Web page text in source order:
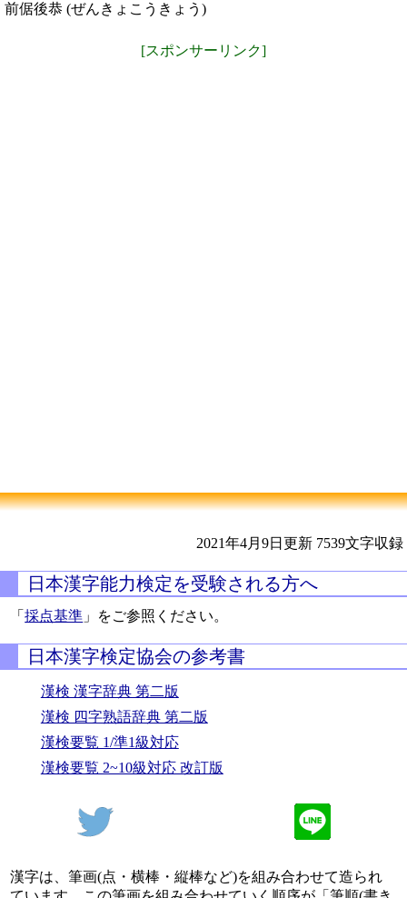
前倨後恭 (ぜんきょこうきょう)
[スポンサーリンク]
2021年4月9日更新 7539文字収録
日本漢字能力検定を受験される方へ
「採点基準 」をご参照ください。
日本漢字検定協会の参考書
漢検 漢字辞典 第二版
漢検 四字熟語辞典 第二版
漢検要覧 1/準1級対応
漢検要覧 2~10級対応 改訂版
漢字は、筆画(点・横棒・縦棒など)を組み合わせて造られ